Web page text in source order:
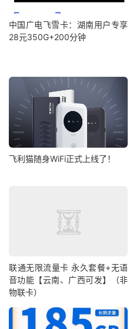
中国广电飞雪卡：湖南用户专享
28元350G+200分钟
飞利猫随身WiFi正式上线了！
联通无限流量卡 永久套餐+无语
音功能【云南、广西可发】（非
物联卡）